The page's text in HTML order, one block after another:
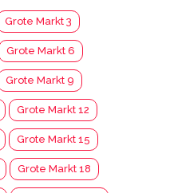
Grote Markt 3
Grote Markt 6
Grote Markt 9
Grote Markt 12
Grote Markt 15
Grote Markt 18